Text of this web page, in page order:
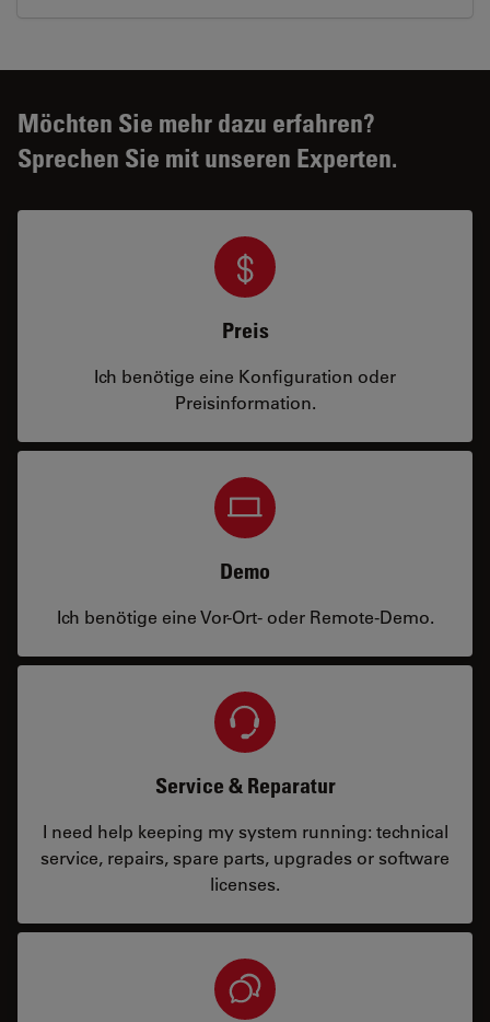
Möchten Sie mehr dazu erfahren?
Sprechen Sie mit unseren Experten.
Preis
Ich benötige eine Konfiguration oder
Preisinformation.
Demo
Ich benötige eine Vor-Ort- oder Remote-Demo.
Service & Reparatur
I need help keeping my system running: technical
service, repairs, spare parts, upgrades or software
licenses.